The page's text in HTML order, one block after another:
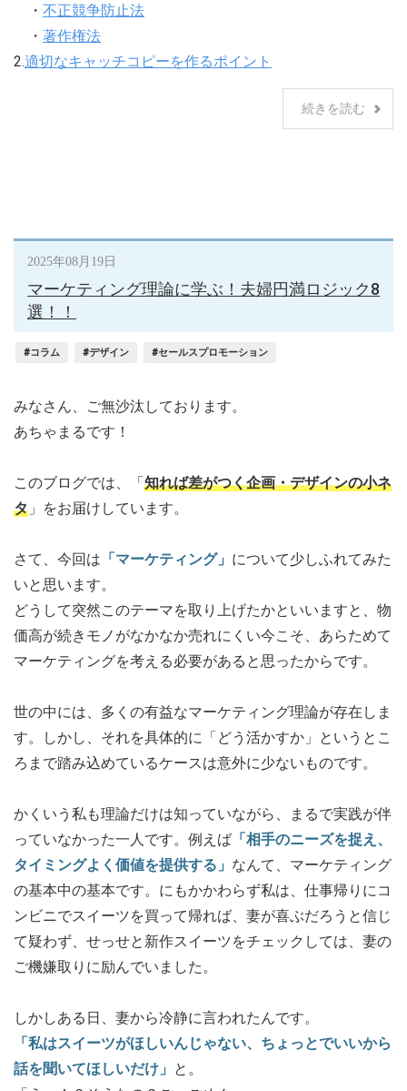
・ 不正競争防止法
・ 著作権法
2.適切なキャッチコピーを作るポイント
続きを読む
2025年08月19日
マーケティング理論に学ぶ！夫婦円満ロジック8
選！！
#コラム #デザイン #セールスプロモーション
みなさん、ご無沙汰しております。
あちゃまるです！
このブログでは、「知れば差がつく企画・デザインの小ネ
タ 」をお届けしています。
さて、今回は 「マーケティング」 について少しふれてみた
いと思います。
どうして突然このテーマを取り上げたかといいますと、物
価高が続きモノがなかなか売れにくい今こそ、あらためて
マーケティングを考える必要があると思ったからです。
世の中には、多くの有益なマーケティング理論が存在しま
す。しかし、それを具体的に「どう活かすか」というとこ
ろまで踏み込めているケースは意外に少ないものです。
かくいう私も理論だけは知っていながら、まるで実践が伴
っていなかった一人です。例えば 「相手のニーズを捉え、
タイミングよく価値を提供する」 なんて、マーケティング
の基本中の基本です。にもかかわらず私は、仕事帰りにコ
ンビニでスイーツを買って帰れば、妻が喜ぶだろうと信じ
て疑わず、せっせと新作スイーツをチェックしては、妻の
ご機嫌取りに励んでいました。
しかしある日、妻から冷静に言われたんです。
「私はスイーツがほしいんじゃない、ちょっとでいいから
話を聞いてほしいだけ」 と。